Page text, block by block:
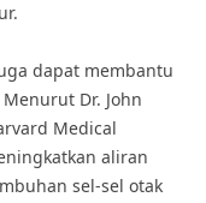
dapat membantu
Dr. John
Medical
aliran
sel-sel otak